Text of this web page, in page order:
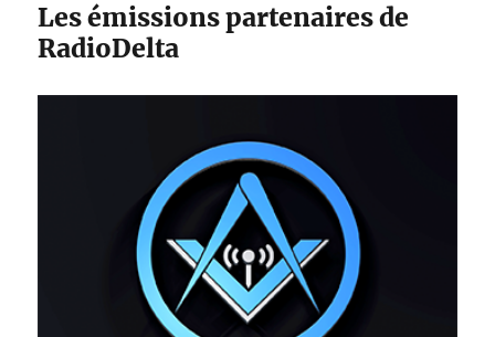
Les émissions partenaires de
RadioDelta